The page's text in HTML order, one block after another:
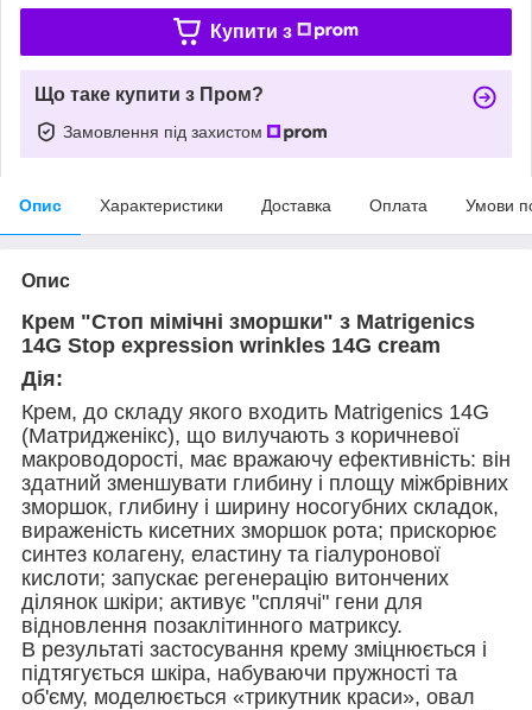
Купити з
Що таке купити з Пром?
Замовлення під захистом
Опис Характеристики Доставка Оплата Умови
Опис
Крем "Стоп мімічні зморшки" з Matrigenics
14G Stop expression wrinkles 14G сream
Дія:
Крем, до складу якого входить Matrigenics 14G
(Матридженікс), що вилучають з коричневої
макроводорості, має вражаючу ефективність: він
здатний зменшувати глибину і площу міжбрівних
зморшок, глибину і ширину носогубних складок,
вираженість кисетних зморшок рота; прискорює
синтез колагену, еластину та гіалуронової
кислоти; запускає регенерацію витончених
ділянок шкіри; активує "сплячі" гени для
відновлення позаклітинного матриксу.
В результаті застосування крему зміцнюється і
підтягується шкіра, набуваючи пружності та
об'єму, моделюється «трикутник краси», овал